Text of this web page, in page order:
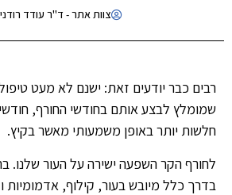
צוות אתר - ד"ר עודד
רבים כבר יודעים זאת: ישנם לא מעט
שמומלץ לבצע אותם בחודשי החורף,
חלשות יותר באופן משמעותי מאשר בקיץ.
לחורף הקר השפעה ישירה על העור שלנו.
בדרך כלל מיובש בעור, קילוף, אדמומיות